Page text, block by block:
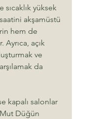
sıcaklık yüksek
akşamüstü
hem de
Ayrıca, açık
ve
da
kapalı salonlar
Düğün